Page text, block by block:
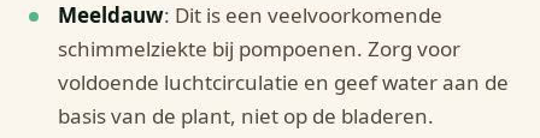
Meeldauw: Dit is een veelvoorkomende
schimmelziekte bij pompoenen. Zorg voor
voldoende luchtcirculatie en geef water aan de
basis van de plant, niet op de bladeren.